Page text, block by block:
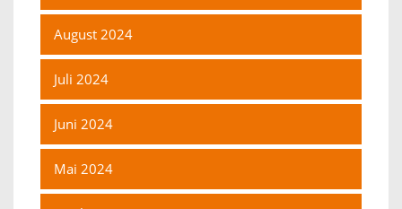
August 2024
Juli 2024
Juni 2024
Mai 2024